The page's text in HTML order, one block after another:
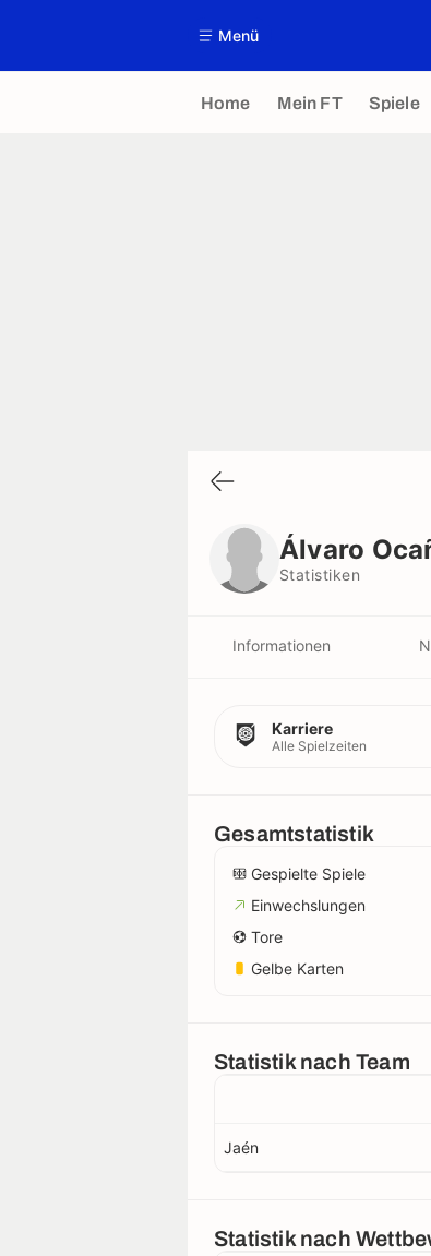
Menü
Home Mein FT Spiele
Álvaro
Statistiken
Informationen
Karriere
Alle Spielzeiten
Gesamtstatistik
Gespielte Spiele
Einwechslungen
Tore
Gelbe Karten
Statistik nach Team
Jaén
Statistik nach